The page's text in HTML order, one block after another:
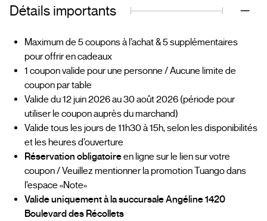
Détails importants
Maximum de 5 coupons à l’achat & 5 supplémentaires
pour offrir en cadeaux
1 coupon valide pour une personne / Aucune limite de
coupon par table
Valide du 12 juin 2026 au 30 août 2026 (période pour
utiliser le coupon auprès du marchand)
Valide tous les jours de 11h30 à 15h, selon les disponibilités
et les heures d’ouverture
Réservation obligatoireen ligne sur le lien sur votre
coupon / Veuillez mentionner la promotion Tuango dans
l’espace «Note»
Valide uniquement à la succursale Angéline 1420
Boulevard des Récollets